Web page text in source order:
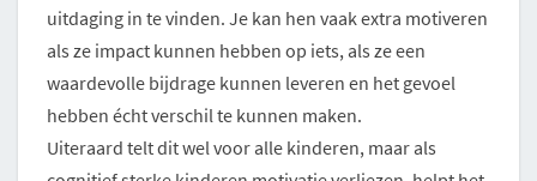
uitdaging in te vinden. Je kan hen vaak extra motiveren
als ze impact kunnen hebben op iets, als ze een
waardevolle bijdrage kunnen leveren en het gevoel
hebben écht verschil te kunnen maken.
Uiteraard telt dit wel voor alle kinderen, maar als